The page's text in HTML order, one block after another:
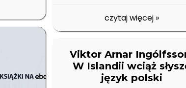
czytaj więcej »
Viktor Arnar
W Islandii wciąż
język polski